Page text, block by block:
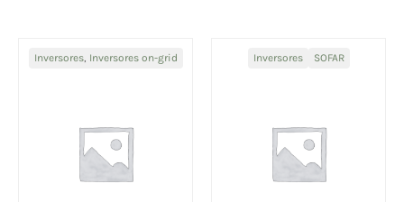
Inversores, Inversores on-grid Inversores SOFAR